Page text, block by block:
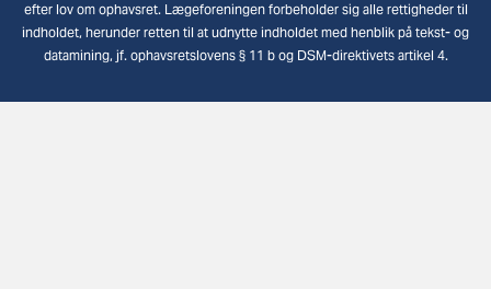
efter lov om ophavsret. Lægeforeningen forbeholder sig alle rettigheder til
indholdet, herunder retten til at udnytte indholdet med henblik på tekst- og
datamining, jf. ophavsretslovens § 11 b og DSM-direktivets artikel 4.